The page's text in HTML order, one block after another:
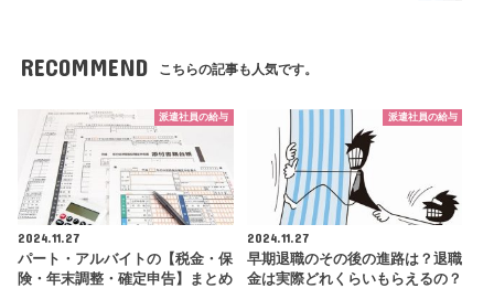
RECOMMEND こちらの記事も人気です。
派遣社員の給与
2024.11.27
パート・アルバイトの【税金・保
険・年末調整・確定申告】まとめ
派遣社員の給与
2024.11.27
早期退職のその後の進路は？退職
金は実際どれくらいもらえるの？